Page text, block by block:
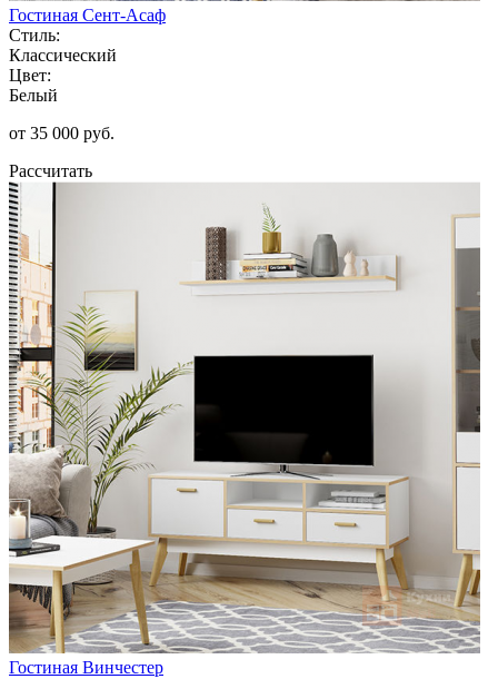
Гостиная Сент-Асаф
Стиль:
Классический
Цвет:
Белый
от 35 000 руб.
Рассчитать
Гостиная Винчестер